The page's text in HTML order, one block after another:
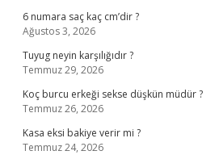
6 numara saç kaç cm’dir ?
Ağustos 3, 2026
Tuyug neyin karşılığıdır ?
Temmuz 29, 2026
Koç burcu erkeği sekse düşkün müdür ?
Temmuz 26, 2026
Kasa eksi bakiye verir mi ?
Temmuz 24, 2026